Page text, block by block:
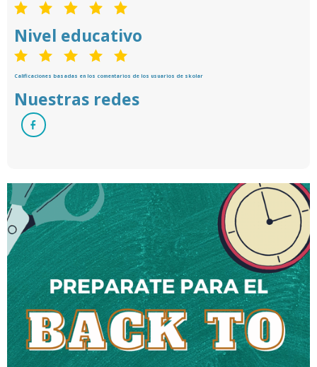
Nivel educativo
Calificaciones basadas en los comentarios de los usuarios de skolar
Nuestras redes